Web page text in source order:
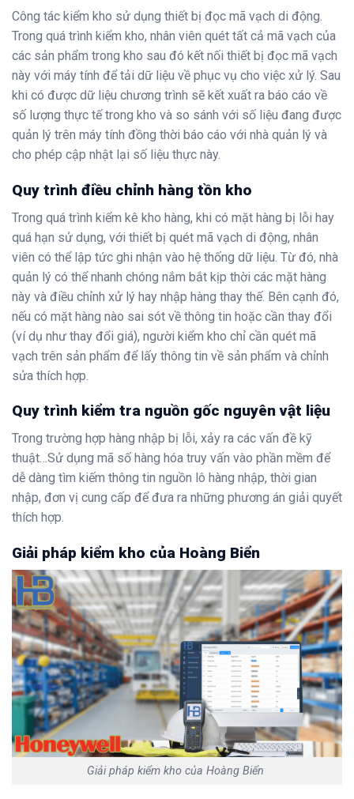
Công tác kiểm kho sử dụng thiết bị đọc mã vạch di động.
Trong quá trình kiểm kho, nhân viên quét tất cả mã vạch của
các sản phẩm trong kho sau đó kết nối thiết bị đọc mã vạch
này với máy tính để tải dữ liệu về phục vụ cho việc xử lý. Sau
khi có được dữ liệu chương trình sẽ kết xuất ra báo cáo về
số lượng thực tế trong kho và so sánh với số liệu đang được
quản lý trên máy tính đồng thời báo cáo với nhà quản lý và
cho phép cập nhật lại số liệu thực này.
Quy trình điều chỉnh hàng tồn kho
Trong quá trình kiểm kê kho hàng, khi có mặt hàng bị lỗi hay
quá hạn sử dụng, với thiết bị quét mã vạch di động, nhân
viên có thể lập tức ghi nhận vào hệ thống dữ liệu. Từ đó, nhà
quản lý có thể nhanh chóng nắm bắt kịp thời các mặt hàng
này và điều chỉnh xử lý hay nhập hàng thay thế. Bên cạnh đó,
nếu có mặt hàng nào sai sót về thông tin hoặc cần thay đổi
(ví dụ như thay đổi giá), người kiểm kho chỉ cần quét mã
vạch trên sản phẩm để lấy thông tin về sản phẩm và chỉnh
sửa thích hợp.
Quy trình kiểm tra nguồn gốc nguyên vật liệu
Trong trường hợp hàng nhập bị lỗi, xảy ra các vấn đề kỹ
thuật…Sử dụng mã số hàng hóa truy vấn vào phần mềm để
dễ dàng tìm kiếm thông tin nguồn lô hàng nhập, thời gian
nhập, đơn vị cung cấp để đưa ra những phương án giải quyết
thích hợp.
Giải pháp kiểm kho của Hoàng Biển
Giải pháp kiểm kho của Hoàng Biển